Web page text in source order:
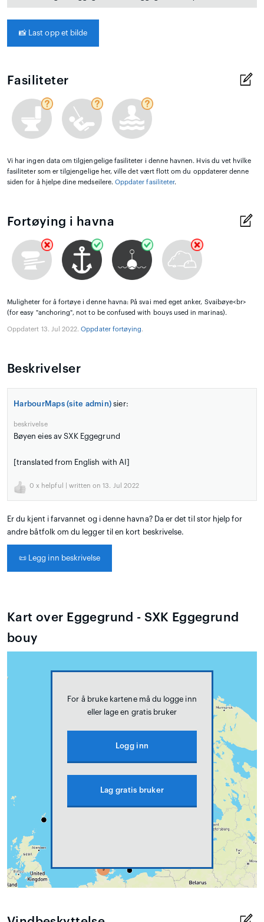
📸 Last opp et bilde
Fasiliteter
Vi har ingen data om tilgjengelige fasiliteter i denne havnen. Hvis du vet hvilke
fasiliteter som er tilgjengelige her, ville det vært flott om du oppdaterer denne
siden for å hjelpe dine medseilere. Oppdater fasiliteter.
Fortøying i havna
Muligheter for å fortøye i denne havna: På svai med eget anker, Svaibøye<br>
(for easy "anchoring", not to be confused with bouys used in marinas).
Oppdatert 13. Jul 2022.Oppdater fortøying.
Beskrivelser
HarbourMaps (site admin) sier:
beskrivelse
Bøyen eies av SXK Eggegrund
[translated from English with AI]
0 x helpful | written on 13. Jul 2022
Er du kjent i farvannet og i denne havna? Da er det til stor hjelp for
andre båtfolk om du legger til en kort beskrivelse.
📜 Legg inn beskrivelse
Kart over Eggegrund - SXK Eggegrund
bouy
For å bruke kartene må du logge inn
eller lage en gratis bruker
Logg inn
Lag gratis bruker